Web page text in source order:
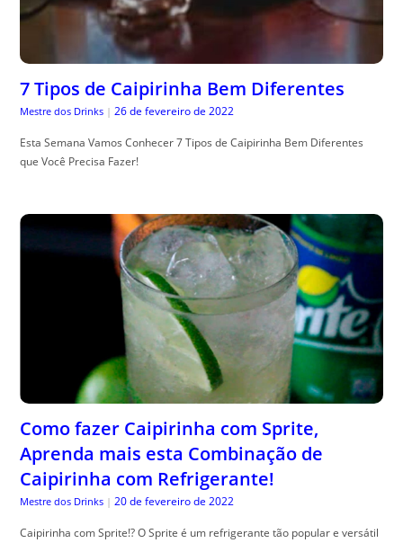
7 Tipos de Caipirinha Bem Diferentes
Mestre dos Drinks | 26 de fevereiro de 2022
Esta Semana Vamos Conhecer 7 Tipos de Caipirinha Bem Diferentes
que Você Precisa Fazer!
Como fazer Caipirinha com Sprite,
Aprenda mais esta Combinação de
Caipirinha com Refrigerante!
Mestre dos Drinks | 20 de fevereiro de 2022
Caipirinha com Sprite!? O Sprite é um refrigerante tão popular e versátil